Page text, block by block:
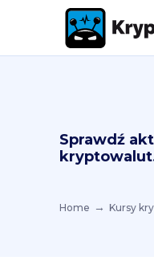
Sprawdź
Home Kursy